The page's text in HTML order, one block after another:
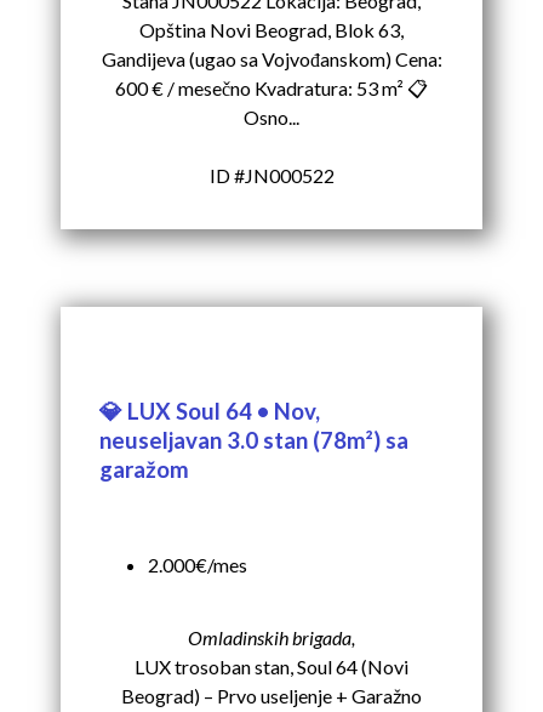
Opština Novi Beograd, Blok 63,
Gandijeva (ugao sa Vojvođanskom) Cena:
600 € / mesečno Kvadratura: 53 m² 📋
Osno...
ID #JN000522
💎 LUX Soul 64 • Nov,
neuseljavan 3.0 stan (78m²) sa
garažom
2.000€/mes
Omladinskih brigada,
LUX trosoban stan, Soul 64 (Novi
Beograd) – Prvo useljenje + Garažno